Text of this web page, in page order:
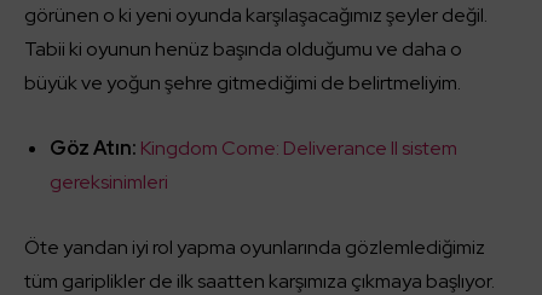
görünen o ki yeni oyunda karşılaşacağımız şeyler değil.
Tabii ki oyunun henüz başında olduğumu ve daha o
büyük ve yoğun şehre gitmediğimi de belirtmeliyim.
Göz Atın: Kingdom Come: Deliverance II sistem
gereksinimleri
Öte yandan iyi rol yapma oyunlarında gözlemlediğimiz
tüm gariplikler de ilk saatten karşımıza çıkmaya başlıyor.